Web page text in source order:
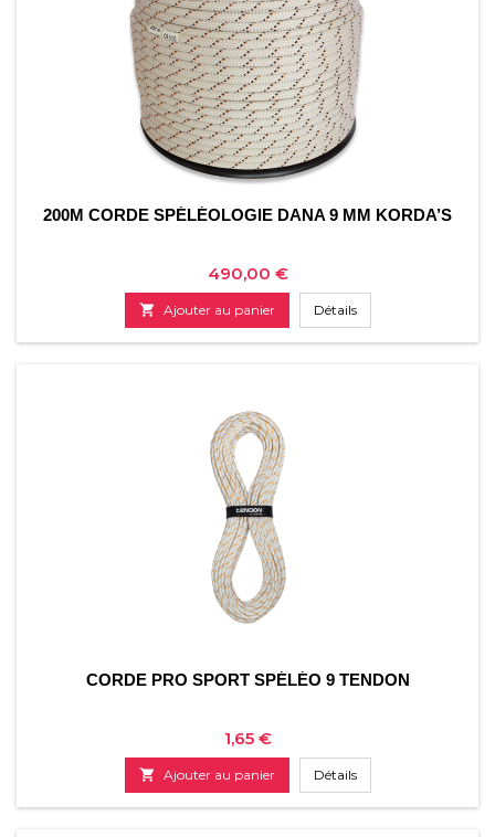
200M CORDE SPÉLÉOLOGIE DANA 9 MM KORDA’S
Prix
490,00 €
 Ajouter au panier Détails
CORDE PRO SPORT SPÉLÉO 9 TENDON
Prix
1,65 €
 Ajouter au panier Détails